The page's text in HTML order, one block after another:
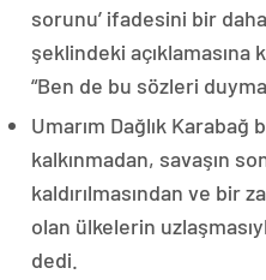
sorunu’ ifadesini bir
şeklindeki açıklamasına
“Ben de bu sözleri
Umarım Dağlık
kalkınmadan, savaşın
kaldırılmasından ve bir
olan ülkelerin
dedi.